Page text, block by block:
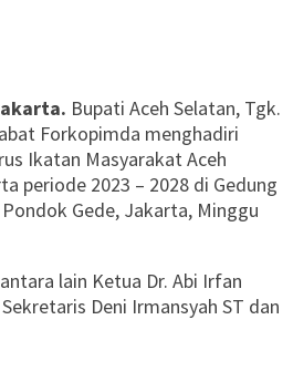
Bupati Aceh Selatan, Tgk.
Forkopimda menghadiri
Ikatan Masyarakat Aceh
periode 2023 – 2028 di Gedung
Gede, Jakarta, Minggu
lain Ketua Dr. Abi Irfan
Deni Irmansyah ST dan